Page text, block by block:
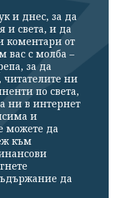
и днес, за да
и света, и да
коментари от
вас с молба –
за да
ни
по света,
ни в интернет
и
можете да
към
да